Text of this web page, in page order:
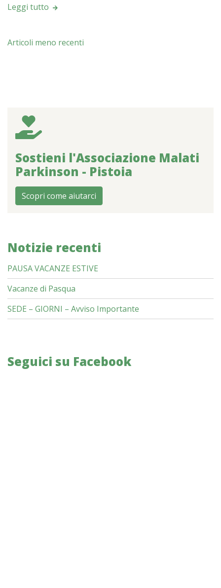
Leggi tutto
Navigazione
Articoli meno recenti
Sostieni l'Associazione Malati
Parkinson - Pistoia
Scopri come aiutarci
Notizie recenti
PAUSA VACANZE ESTIVE
Vacanze di Pasqua
SEDE – GIORNI – Avviso Importante
Seguici su Facebook